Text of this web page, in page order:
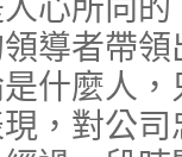
導者帶領
什麼人
，對公